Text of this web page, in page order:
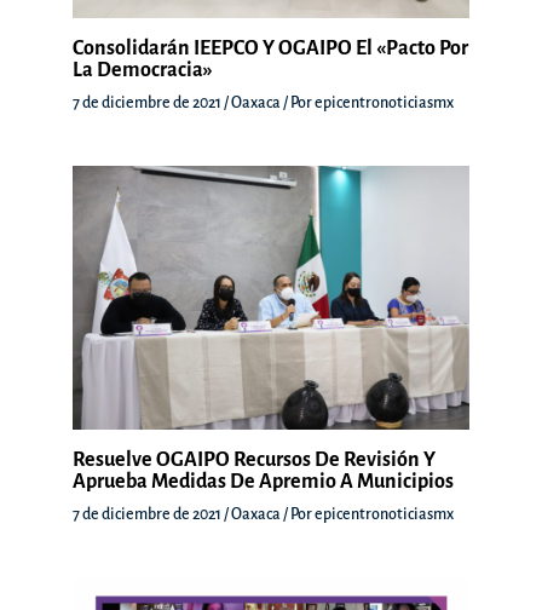
Consolidarán IEEPCO Y OGAIPO El «Pacto Por
La Democracia»
7 de diciembre de 2021 /Oaxaca / Porepicentronoticiasmx
Resuelve OGAIPO Recursos De Revisión Y
Aprueba Medidas De Apremio A Municipios
7 de diciembre de 2021 /Oaxaca / Porepicentronoticiasmx